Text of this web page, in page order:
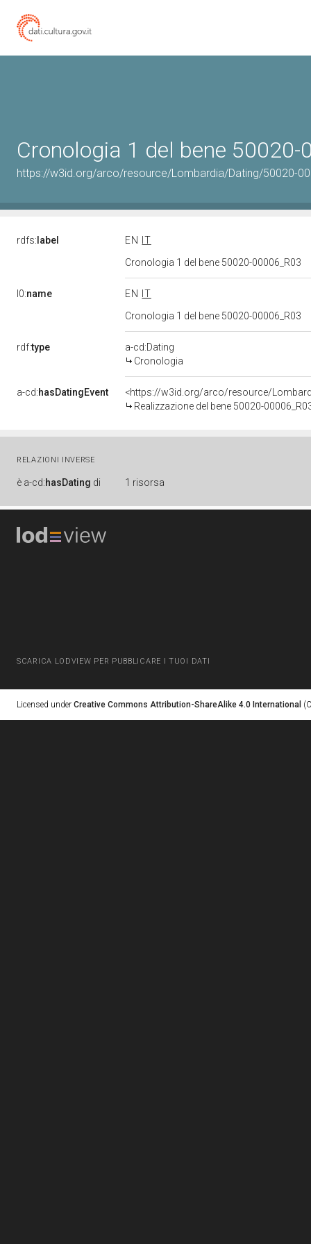
Cronologia 1 del bene 50020-
https://w3id.org/arco/resource/Lombardia/Dating/50020-
rdfs: label EN
IT
Cronologia 1 del bene 50020-00006_R03
l0:name EN
IT
Cronologia 1 del bene 50020-00006_R03
rdf:type
a-cd:Dating
Cronologia
a-cd:hasDatingEvent
<https://w3id.org/arco/resource/
Realizzazione del bene 50020-
RELAZIONI INVERSE
è a-cd:hasDating di 1 risorsa
SCARICA LODVIEW PER PUBBLICARE I TUOI DATI
Licensed under Creative Commons Attribution-ShareAlike 4.0 International